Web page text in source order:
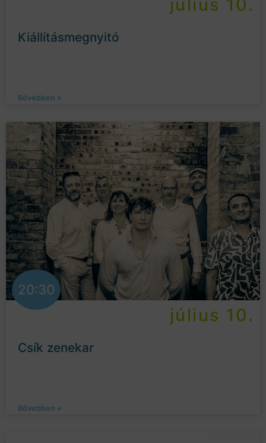
július 10.
Kiállításmegnyitó
Bővebben »
20:30
július 10.
Csík zenekar
Bővebben »